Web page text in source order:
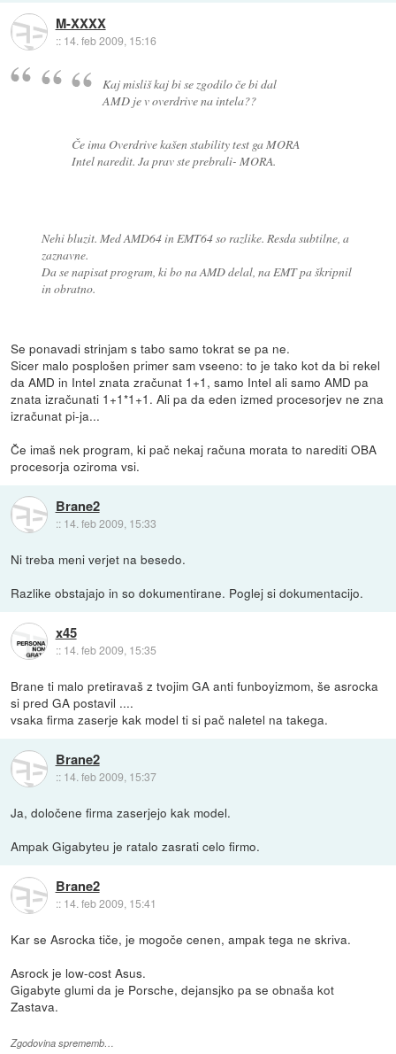
M-XXXX
:: 14. feb 2009, 15:16
Kaj misliš kaj bi se zgodilo če bi dal
AMD je v overdrive na intela??
Če ima Overdrive kašen stability test ga MORA
Intel naredit. Ja prav ste prebrali- MORA.
Nehi bluzit. Med AMD64 in EMT64 so razlike. Resda subtilne, a
zaznavne.
Da se napisat program, ki bo na AMD delal, na EMT pa škripnil
in obratno.
Se ponavadi strinjam s tabo samo tokrat se pa ne.
Sicer malo posplošen primer sam vseeno: to je tako kot da bi rekel
da AMD in Intel znata zračunat 1+1, samo Intel ali samo AMD pa
znata izračunati 1+1*1+1. Ali pa da eden izmed procesorjev ne zna
izračunat pi-ja...
Če imaš nek program, ki pač nekaj računa morata to narediti OBA
procesorja oziroma vsi.
Brane2
:: 14. feb 2009, 15:33
Ni treba meni verjet na besedo.
Razlike obstajajo in so dokumentirane. Poglej si dokumentacijo.
x45
:: 14. feb 2009, 15:35
Brane ti malo pretiravaš z tvojim GA anti funboyizmom, še asrocka
si pred GA postavil ....
vsaka firma zaserje kak model ti si pač naletel na takega.
Brane2
:: 14. feb 2009, 15:37
Ja, določene firma zaserjejo kak model.
Ampak Gigabyteu je ratalo zasrati celo firmo.
Brane2
:: 14. feb 2009, 15:41
Kar se Asrocka tiče, je mogoče cenen, ampak tega ne skriva.
Asrock je low-cost Asus.
Gigabyte glumi da je Porsche, dejansjko pa se obnaša kot
Zastava.
Zgodovina sprememb…